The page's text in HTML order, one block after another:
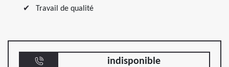
Travail de qualité
indisponible